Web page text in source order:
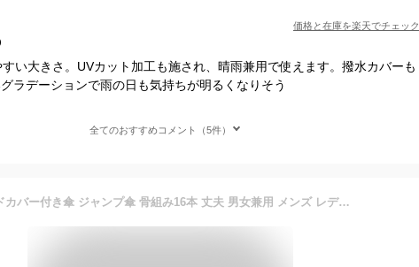
価格と在庫を楽天でチェック
い大きさ。UVカット加工も施され、晴雨兼用で使えます。撥水カバーも
ラデーションで雨の日も気持ちが明るくなりそう
全てのおすすめコメント（5件）
スライドカバー付き傘 ジャンプ傘 骨組み16本 丈夫 男女兼用 メンズ レディース 通勤通学 お出かけ カバー付き傘 雨 傘 雨具 ゴルフ傘 ストレート ステッキ ゴルフ エミリースタイル emilystyle 140